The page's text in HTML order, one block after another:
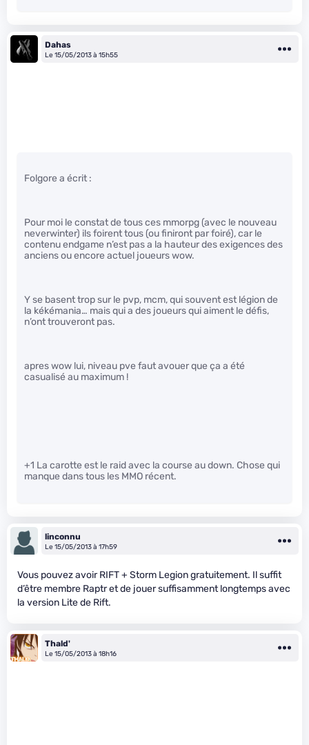
Dahas
Le 15/05/2013 à 15h55
Folgore a écrit :
Pour moi le constat de tous ces mmorpg (avec le nouveau
neverwinter) ils foirent tous (ou finiront par foiré), car le
contenu endgame n’est pas a la hauteur des exigences des
anciens ou encore actuel joueurs wow.
Y se basent trop sur le pvp, mcm, qui souvent est légion de
la kékémania… mais qui a des joueurs qui aiment le défis,
n’ont trouveront pas.
apres wow lui, niveau pve faut avouer que ça a été
casualisé au maximum !
+1 La carotte est le raid avec la course au down. Chose qui
manque dans tous les MMO récent.
linconnu
Le 15/05/2013 à 17h59
Vous pouvez avoir RIFT + Storm Legion gratuitement. Il suffit
d’être membre Raptr et de jouer suffisamment longtemps avec
la version Lite de Rift.
Thald'
Le 15/05/2013 à 18h16